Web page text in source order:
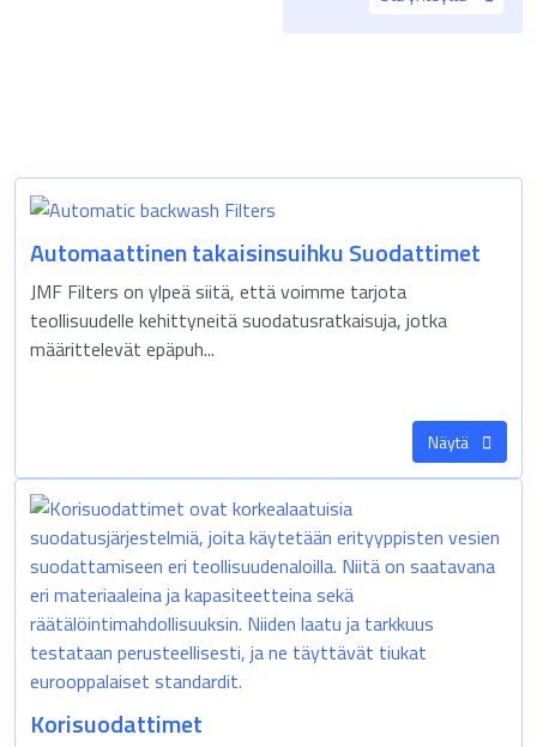
Automaattinen takaisinsuihku Suodattimet
JMF Filters on ylpeä siitä, että voimme tarjota
teollisuudelle kehittyneitä suodatusratkaisuja, jotka
määrittelevät epäpuh...
Näytä
Korisuodattimet